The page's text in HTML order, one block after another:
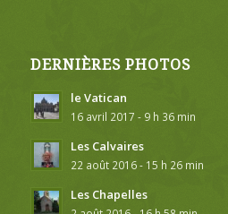
DERNIÈRES PHOTOS
le Vatican
16 avril 2017 - 9 h 36 min
Les Calvaires
22 août 2016 - 15 h 26 min
Les Chapelles